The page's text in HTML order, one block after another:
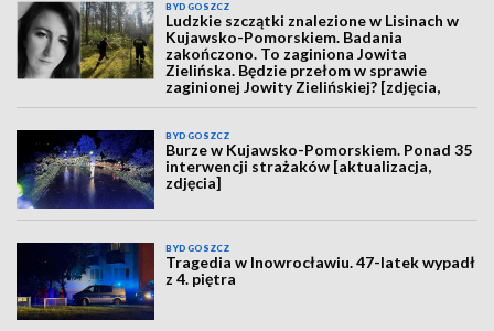
BYDGOSZCZ
Ludzkie szczątki znalezione w Lisinach w
Kujawsko-Pomorskiem. Badania
zakończono. To zaginiona Jowita
Zielińska. Będzie przełom w sprawie
zaginionej Jowity Zielińskiej? [zdjęcia,
wideo, aktualizacja]
BYDGOSZCZ
Burze w Kujawsko-Pomorskiem. Ponad 35
interwencji strażaków [aktualizacja,
zdjęcia]
BYDGOSZCZ
Tragedia w Inowrocławiu. 47-latek wypadł
z 4. piętra